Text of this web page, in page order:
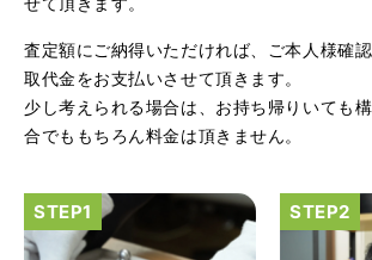
（大阪府大阪市）とてもプロな鑑定士さん
なって頂いてありがとうございます! お店
さがなく、とても入ってゆっくりできる落
高いお店です。また鑑定士さんに会いたい
査定額にご納得いただければ、ご本人様確
取代金をお支払いさせて頂きます。
少し考えられる場合は、お持ち帰りいても
合でももちろん料金は頂きません。